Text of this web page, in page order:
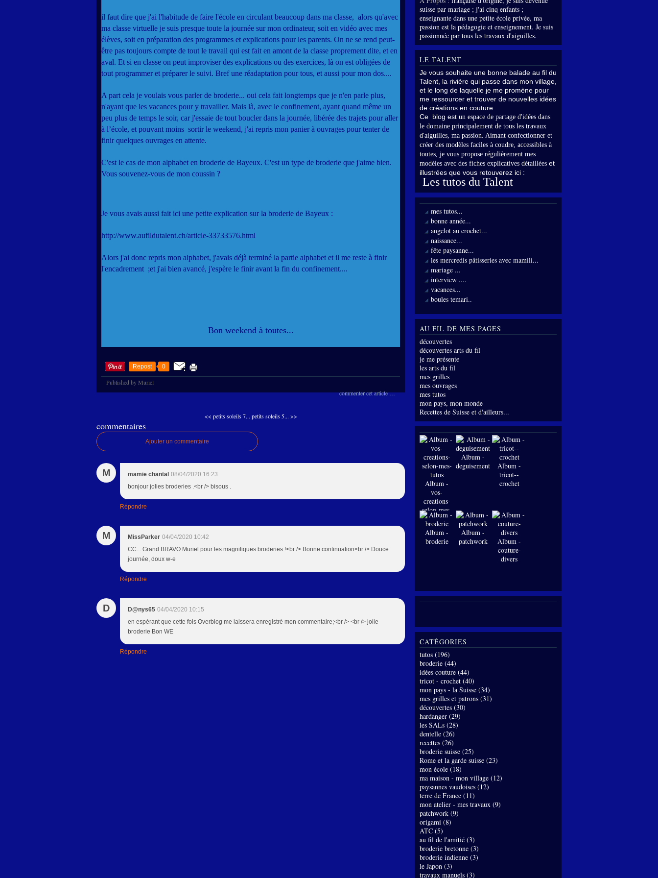
il faut dire que j'ai l'habitude de faire l'école en circulant beaucoup dans ma classe, alors qu'avec
ma classe virtuelle je suis presque toute la journée sur mon ordinateur, soit en vidéo avec mes
élèves, soit en préparation des programmes et explications pour les parents. On ne se rend peut-
être pas toujours compte de tout le travail qui est fait en amont de la classe proprement dite, et en
aval. Et si en classe on peut improviser des explications ou des exercices, là on est obligées de
tout programmer et préparer le suivi. Bref une réadaptation pour tous, et aussi pour mon dos....
A part cela je voulais vous parler de broderie... oui cela fait longtemps que je n'en parle plus,
n'ayant que les vacances pour y travailler. Mais là, avec le confinement, ayant quand même un
peu plus de temps le soir, car j'essaie de tout boucler dans la journée, libérée des trajets pour aller
à l’école, et pouvant moins sortir le weekend, j'ai repris mon panier à ouvrages pour tenter de
finir quelques ouvrages en attente.
C'est le cas de mon alphabet en broderie de Bayeux. C'est un type de broderie que j'aime bien.
Vous souvenez-vous de mon coussin ?
Je vous avais aussi fait ici une petite explication sur la broderie de Bayeux :
http://www.aufildutalent.ch/article-33733576.html
Alors j'ai donc repris mon alphabet, j'avais déjà terminé la partie alphabet et il me reste à finir
l'encadrement ;et j'ai bien avancé, j'espère le finir avant la fin du confinement....
Bon weekend à toutes...
Repost 0
Published by Muriel
commenter cet article…
<< petits soleils 7... petits soleils 5... >>
commentaires
Ajouter un commentaire
M mamie chantal 08/04/2020 16:23
bonjour jolies broderies .<br /> bisous .
Répondre
M MissParker 04/04/2020 10:42
CC... Grand BRAVO Muriel pour tes magnifiques broderies !<br /> Bonne continuation<br /> Douce
journée, doux w-e
Répondre
D D@nys65 04/04/2020 10:15
en espérant que cette fois Overblog me laissera enregistré mon commentaire;<br /> <br /> jolie
broderie Bon WE
Répondre
suisse par mariage ; j'ai cinq enfants ;
enseignante dans une petite école privée, ma
passion est la pédagogie et enseignement. Je suis
passionnée par tous les travaux d'aiguilles.
LE TALENT
Je vous souhaite une bonne balade au fil du
Talent, la rivière qui passe dans mon village,
et le long de laquelle je me promène pour
me ressourcer et trouver de nouvelles idées
de créations en couture.
Ce blog est un espace de partage d'idées dans
le domaine principalement de tous les travaux
d'aiguilles, ma passion. Aimant confectionner et
créer des modèles faciles à coudre, accessibles à
toutes, je vous propose régulièrement mes
modèles avec des fiches explicatives détaillées et
illustrées que vous retouverez ici :
Les tutos du Talent
mes tutos...
bonne année...
angelot au crochet...
naissance...
fête paysanne...
les mercredis pâtisseries avec mamili...
mariage ...
interview ....
vacances...
boules temari..
AU FIL DE MES PAGES
découvertes
découvertes arts du fil
je me présente
les arts du fil
mes grilles
mes ouvrages
mes tutos
mon pays, mon monde
Recettes de Suisse et d'ailleurs...
Album -
vos-
creations-
selon-mes-
tutos
Album -
deguisements
Album -
tricot--
crochet
Album -
broderie
Album -
patchwork
Album -
couture-
divers
CATÉGORIES
tutos (196)
broderie (44)
idées couture (44)
tricot - crochet (40)
mon pays - la Suisse (34)
mes grilles et patrons (31)
découvertes (30)
hardanger (29)
les SALs (28)
dentelle (26)
recettes (26)
broderie suisse (25)
Rome et la garde suisse (23)
mon école (18)
ma maison - mon village (12)
paysannes vaudoises (12)
terre de France (11)
mon atelier - mes travaux (9)
patchwork (9)
origami (8)
ATC (5)
au fil de l'amitié (3)
broderie bretonne (3)
broderie indienne (3)
le Japon (3)
travaux manuels (3)